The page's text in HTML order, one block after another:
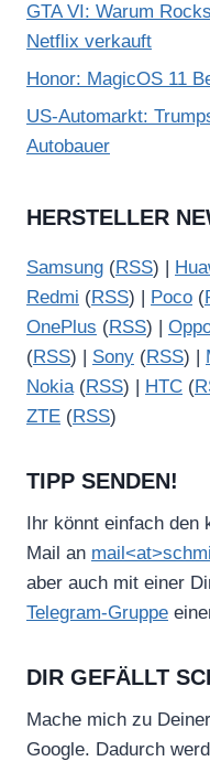
GTA VI: Warum
Netflix verkauft
Honor: MagicOS 11
US-Automarkt:
Autobauer
HERSTELLER
Samsung (RSS) |
Redmi (RSS) | Poco (
OnePlus (RSS) |
(RSS) | Sony (RSS) |
Nokia(RSS) | HTC (
ZTE (RSS)
TIPP SENDEN!
Ihr könnt einfach
Mail an
aber auch mit einer
Telegram-Gruppe
DIR GEFÄLLT
Mache mich zu
Google. Dadurch